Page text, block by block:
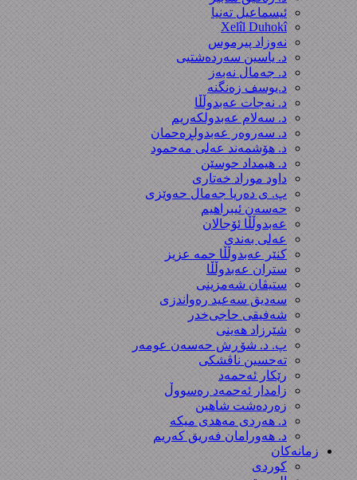
ئیسماعیل تەنیا
Xelîl Duhokî
نەوزاد پیرموس
د. یاسین سەردەشتیی
د. جەمال نەبەز
د.یوسف زه‌نگنه‌
د. نەجات عەبدوڵڵا
د. سەلام عەبدولكەریم
د. سەروەر عەبدولڕەحمان
د. هۆشمەند عەلی مەحمود
د. هیمداد حوسێن
داود موراد خەتاری
پ. ی دەریا جەمال حەوێزی
حەسەن ئیبراهیم
عەبدوڵڵا ئۆجالان
عەلی بەندی
کنێر عەبدوڵڵا حمە عزیز
ستران عەبدوڵڵا
ستیڤان شەمزینی
سەدیق سەعید رەواندزی
شه‌فیقی حاجی‌خدر
شێرزاد هەینی
پ. د. شۆڕش حەسەن عومەر
تەحسین ناڤشکی
رێکار ئەحمەد
زامدار ئەحمەد رەسووڵ
زه‌رده‌شت شاهین
د. هەردی مەهدی میکە
د. هەورامان فەریق كەریم
زمانەکان
کوردی